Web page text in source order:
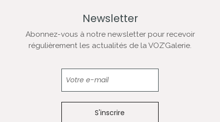
Newsletter
Abonnez-vous à notre newsletter pour recevoir
régulièrement les actualités de la VOZ’Galerie.